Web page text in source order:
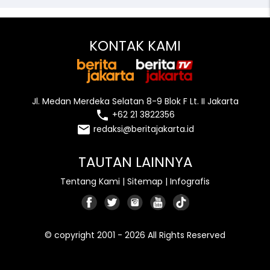
KONTAK KAMI
Jl. Medan Merdeka Selatan 8-9 Blok F Lt. II Jakarta
local_phone +62 21 3822356
email redaksi@beritajakarta.id
TAUTAN LAINNYA
Tentang Kami | Sitemap | Infografis
© copyright 2001 - 2026 All Rights Reserved